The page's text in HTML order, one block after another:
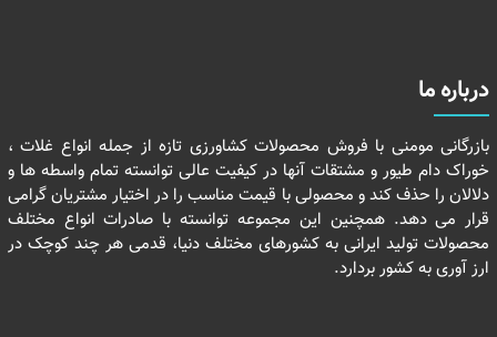
درباره ما
بازرگانی مومنی با فروش محصولات کشاورزی تازه از جمله انواع غلات ،
خوراک دام طیور و مشتقات آنها در کیفیت عالی توانسته تمام واسطه ها و
دلالان را حذف کند و محصولی با قیمت مناسب را در اختیار مشتریان گرامی
قرار می دهد. همچنین این مجموعه توانسته با صادرات انواع مختلف
محصولات تولید ایرانی به کشورهای مختلف دنیا، قدمی هر چند کوچک در
ارز آوری به کشور بردارد.